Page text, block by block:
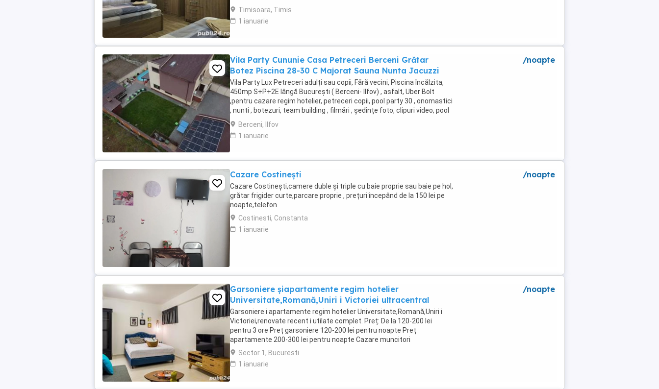
complet utilata,baie cu cabina ...
Timisoara, Timis
1 ianuarie
Vila Party Cununie Casa Petreceri Berceni Grătar
Botez Piscina 28-30 C Majorat Sauna Nunta Jacuzzi
Vila Party Lux Petreceri adulți sau copii, Fără vecini, Piscina încălzita,
450mp S+P+2E lângă București ( Berceni- Ilfov) , asfalt, Uber Bolt
,pentru cazare regim hotelier, petreceri copii, pool party 30 , onomastici
, nunti , botezuri, team building , filmări , ședințe foto, clipuri video, pool
party, ...
Berceni, Ilfov
1 ianuarie
/noapte
Cazare Costinești
Cazare Costinești,camere duble și triple cu baie proprie sau baie pe hol,
grătar frigider curte,parcare proprie , prețuri începând de la 150 lei pe
noapte,telefon
Costinesti, Constanta
1 ianuarie
/noapte
Garsoniere șiapartamente regim hotelier
Universitate,Romană,Uniri i Victoriei ultracentral
Garsoniere i apartamente regim hotelier Universitate,Romană,Uniri i
Victoriei,renovate recent i utilate complet. Preț: De la 120-200 lei
pentru 3 ore Preț garsoniere 120-200 lei pentru noapte Preț
apartamente 200-300 lei pentru noapte Cazare muncitori
Sector 1, Bucuresti
1 ianuarie
/noapte